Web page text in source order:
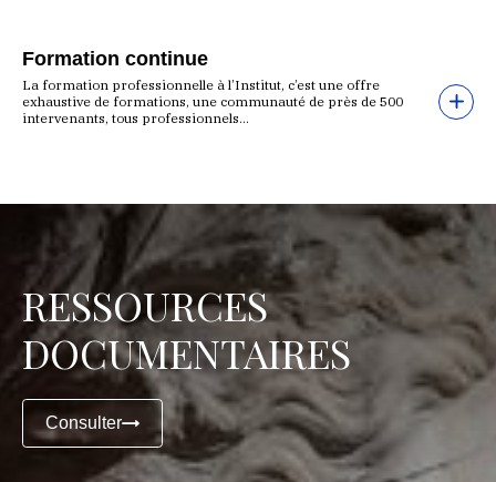
Formation continue
La formation professionnelle à l’Institut, c’est une offre
exhaustive de formations, une communauté de près de 500
intervenants, tous professionnels...
RESSOURCES
DOCUMENTAIRES
Consulter